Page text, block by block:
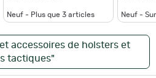
Neuf - Plus que 3 articles Neuf -
accessoires de holsters et
tactiques"